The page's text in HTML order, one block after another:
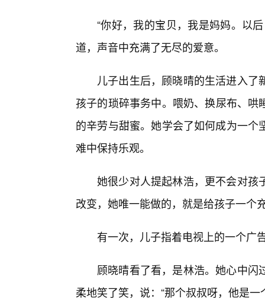
“你好，我的宝贝，我是妈妈。以
道，声音中充满了无尽的爱意。
儿子出生后，顾晓晴的生活进入
孩子的琐碎事务中。喂奶、换尿布、
的辛劳与甜蜜。她学会了如何成为一
难中保持乐观。
她很少对人提起林浩，更不会对孩
改变，她唯一能做的，就是给孩子一个
有一次，儿子指着电视上的一个广
顾晓晴看了看，是林浩。她心中
柔地笑了笑，说：“那个叔叔呀，他是